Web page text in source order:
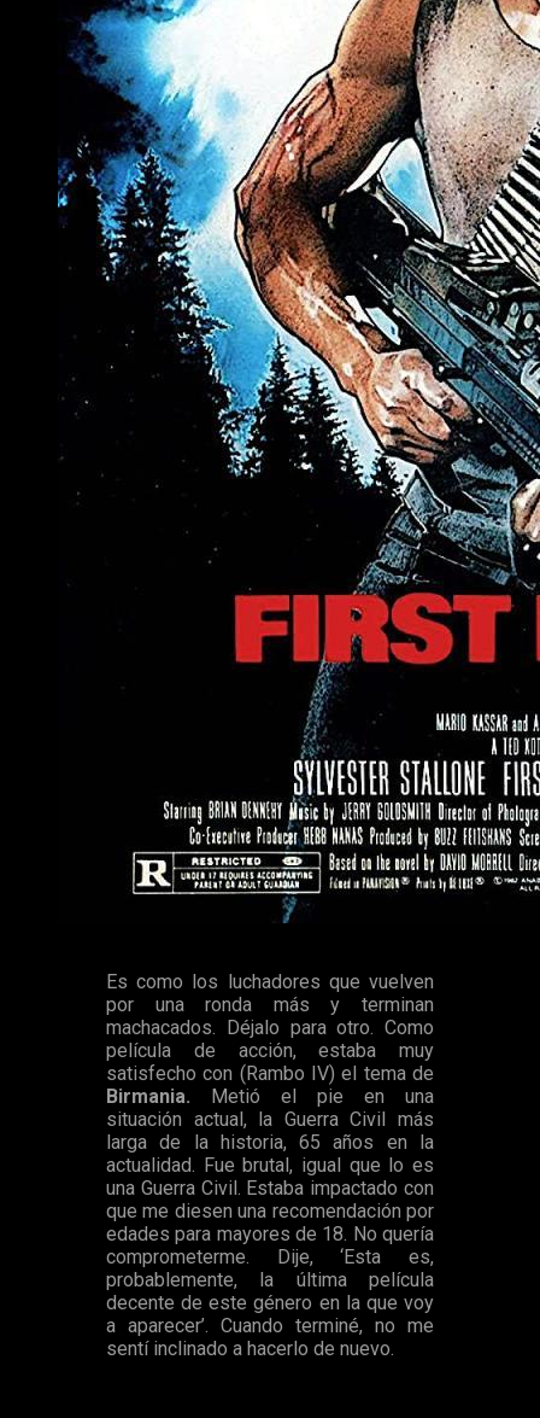
Es como los luchadores que vuelven
por una ronda más y terminan
machacados. Déjalo para otro. Como
película de acción, estaba muy
satisfecho con (Rambo IV) el tema de
Birmania. Metió el pie en una
situación actual, la Guerra Civil más
larga de la historia, 65 años en la
actualidad. Fue brutal, igual que lo es
una Guerra Civil. Estaba impactado con
que me diesen una recomendación por
edades para mayores de 18. No quería
comprometerme. Dije, ‘Esta es,
probablemente, la última película
decente de este género en la que voy
a aparecer’. Cuando terminé, no me
sentí inclinado a hacerlo de nuevo.